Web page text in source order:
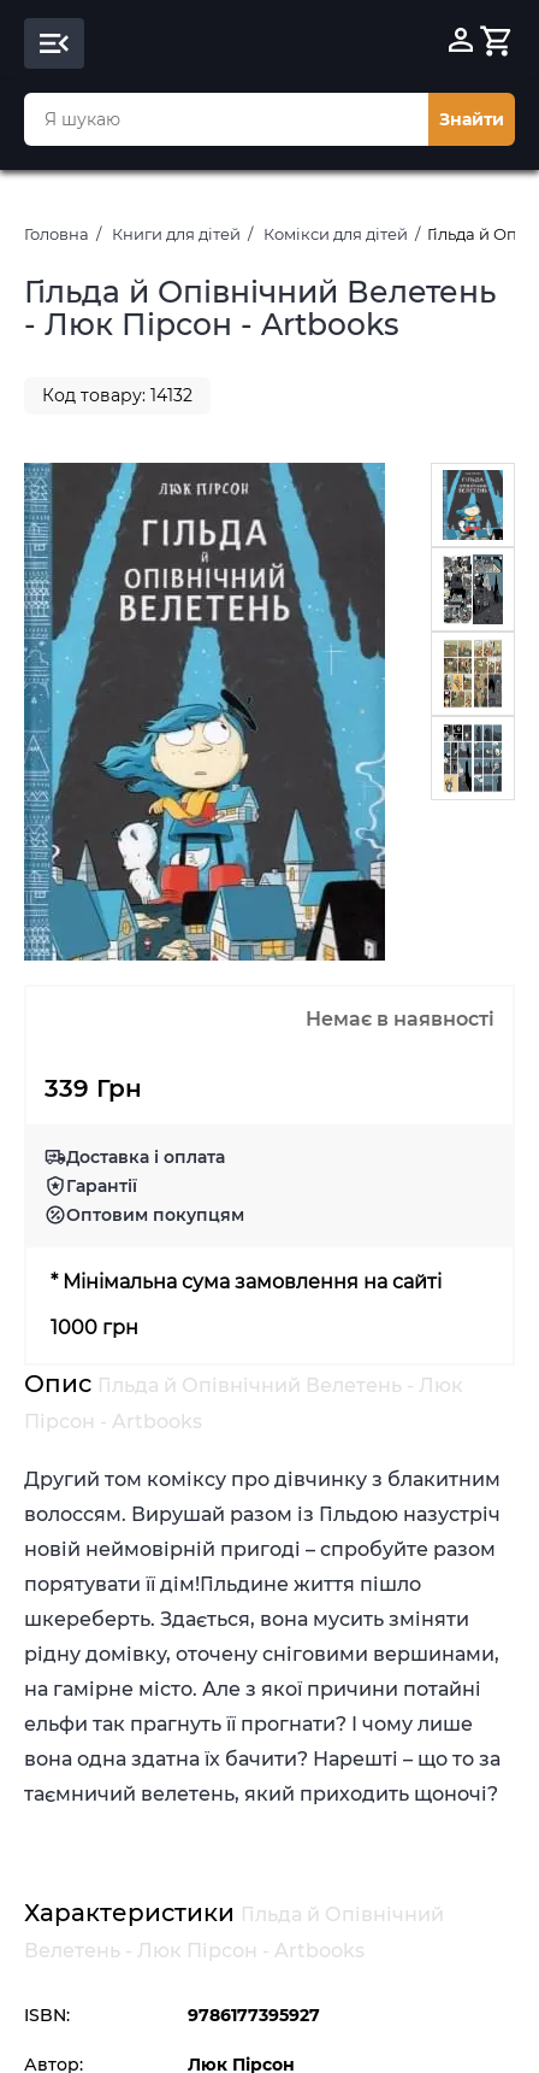
Знайти
Головна Книги для дітей Комікси для дітей Гільда й
Гільда й Опівнічний Велетень
- Люк Пірсон - Artbooks
Код товару: 14132
Немає в наявності
339 Грн
Доставка і оплата
Гарантії
Оптовим покупцям
* Мінімальна сума замовлення на сайті
1000 грн
Опис Гільда й Опівнічний Велетень - Люк
Пірсон - Artbooks
Другий том коміксу про дівчинку з блакитним
волоссям. Вирушай разом із Гільдою назустріч
новій неймовірній пригоді – спробуйте разом
порятувати її дім!Гільдине життя пішло
шкереберть. Здається, вона мусить зміняти
рідну домівку, оточену сніговими вершинами,
на гамірне місто. Але з якої причини потайні
ельфи так прагнуть її прогнати? І чому лише
вона одна здатна їх бачити? Нарешті – що то за
таємничий велетень, який приходить щоночі?
Характеристики Гільда й Опівнічний
Велетень - Люк Пірсон - Artbooks
ISBN: 9786177395927
Автор: Люк Пірсон